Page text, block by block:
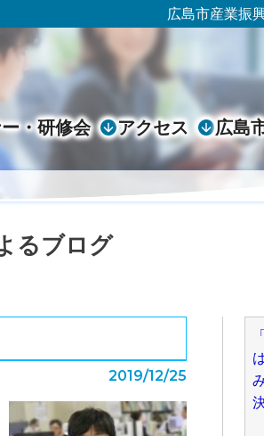
広島市産業振
・研修会 アクセス 広島
るブログ
2019/12/25